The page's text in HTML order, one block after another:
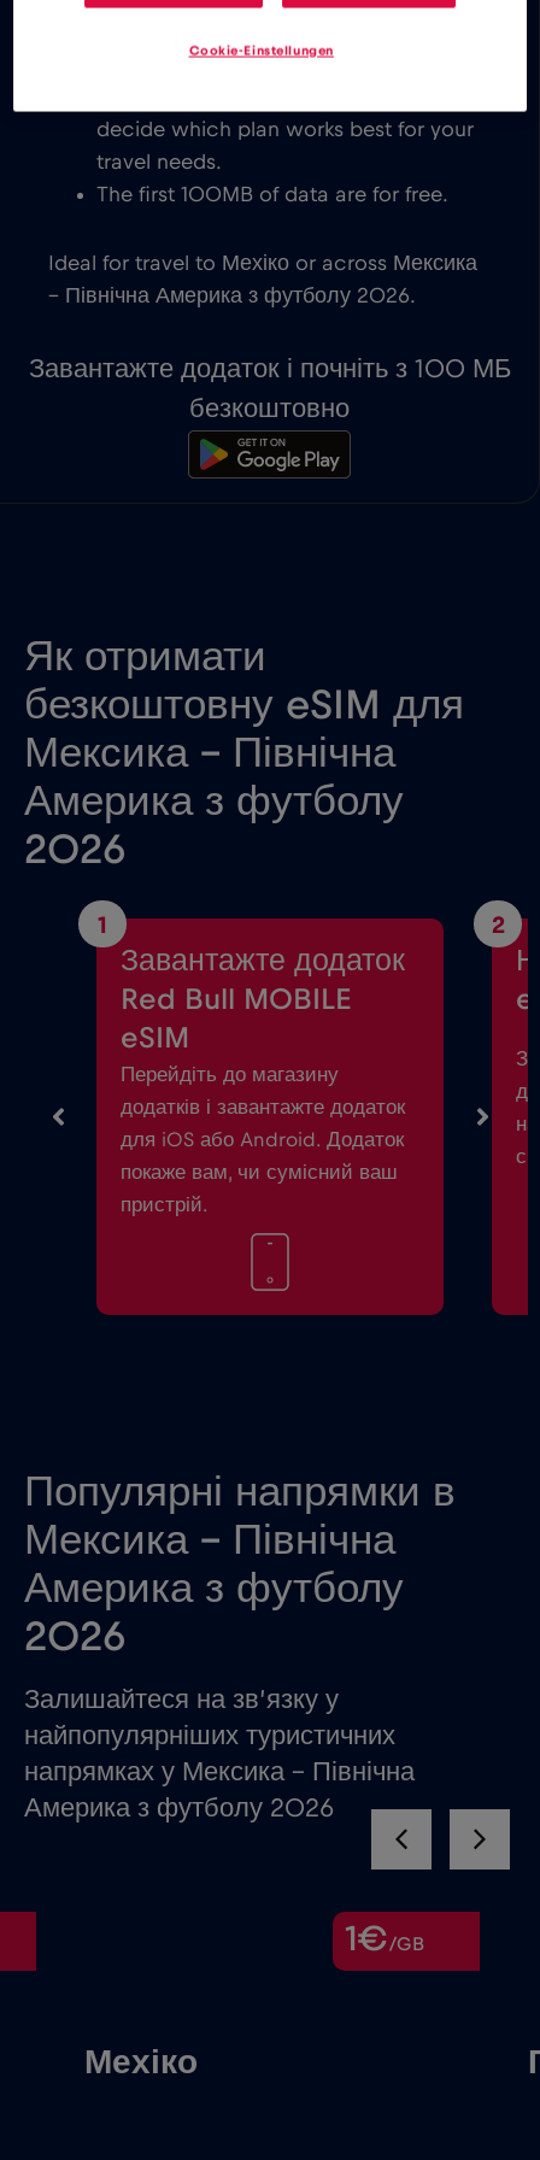
футболу 2026, with instant activation
decide which plan works best for your
travel needs.
The first 100MB of data are for free.
Ideal for travel to Мехіко or across Мексика
– Північна Америка з футболу 2026.
Завантажте додаток і почніть з 100 МБ
безкоштовно
Як отримати
безкоштовну eSIM для
Мексика - Північна
Америка з футболу
2026
1
Завантажте додаток
Red Bull MOBILE
eSIM
Перейдіть до магазину
додатків і завантажте додаток
для iOS або Android. Додаток
покаже вам, чи сумісний ваш
пристрій.
2
Популярні напрямки в
Мексика - Північна
Америка з футболу
2026
Залишайтеся на зв’язку у
найпопулярніших туристичних
напрямках у Мексика – Північна
Америка з футболу 2026
1€/GB
Мехіко
Cookie-Einstellungen